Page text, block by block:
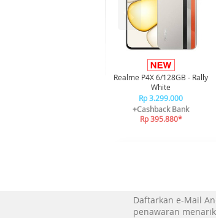
Realme P4X 6/128GB - Rally
White
Rp 3.299.000
+Cashback Bank
Rp 395.880*
Daftarkan e-Mail
penawaran menarik